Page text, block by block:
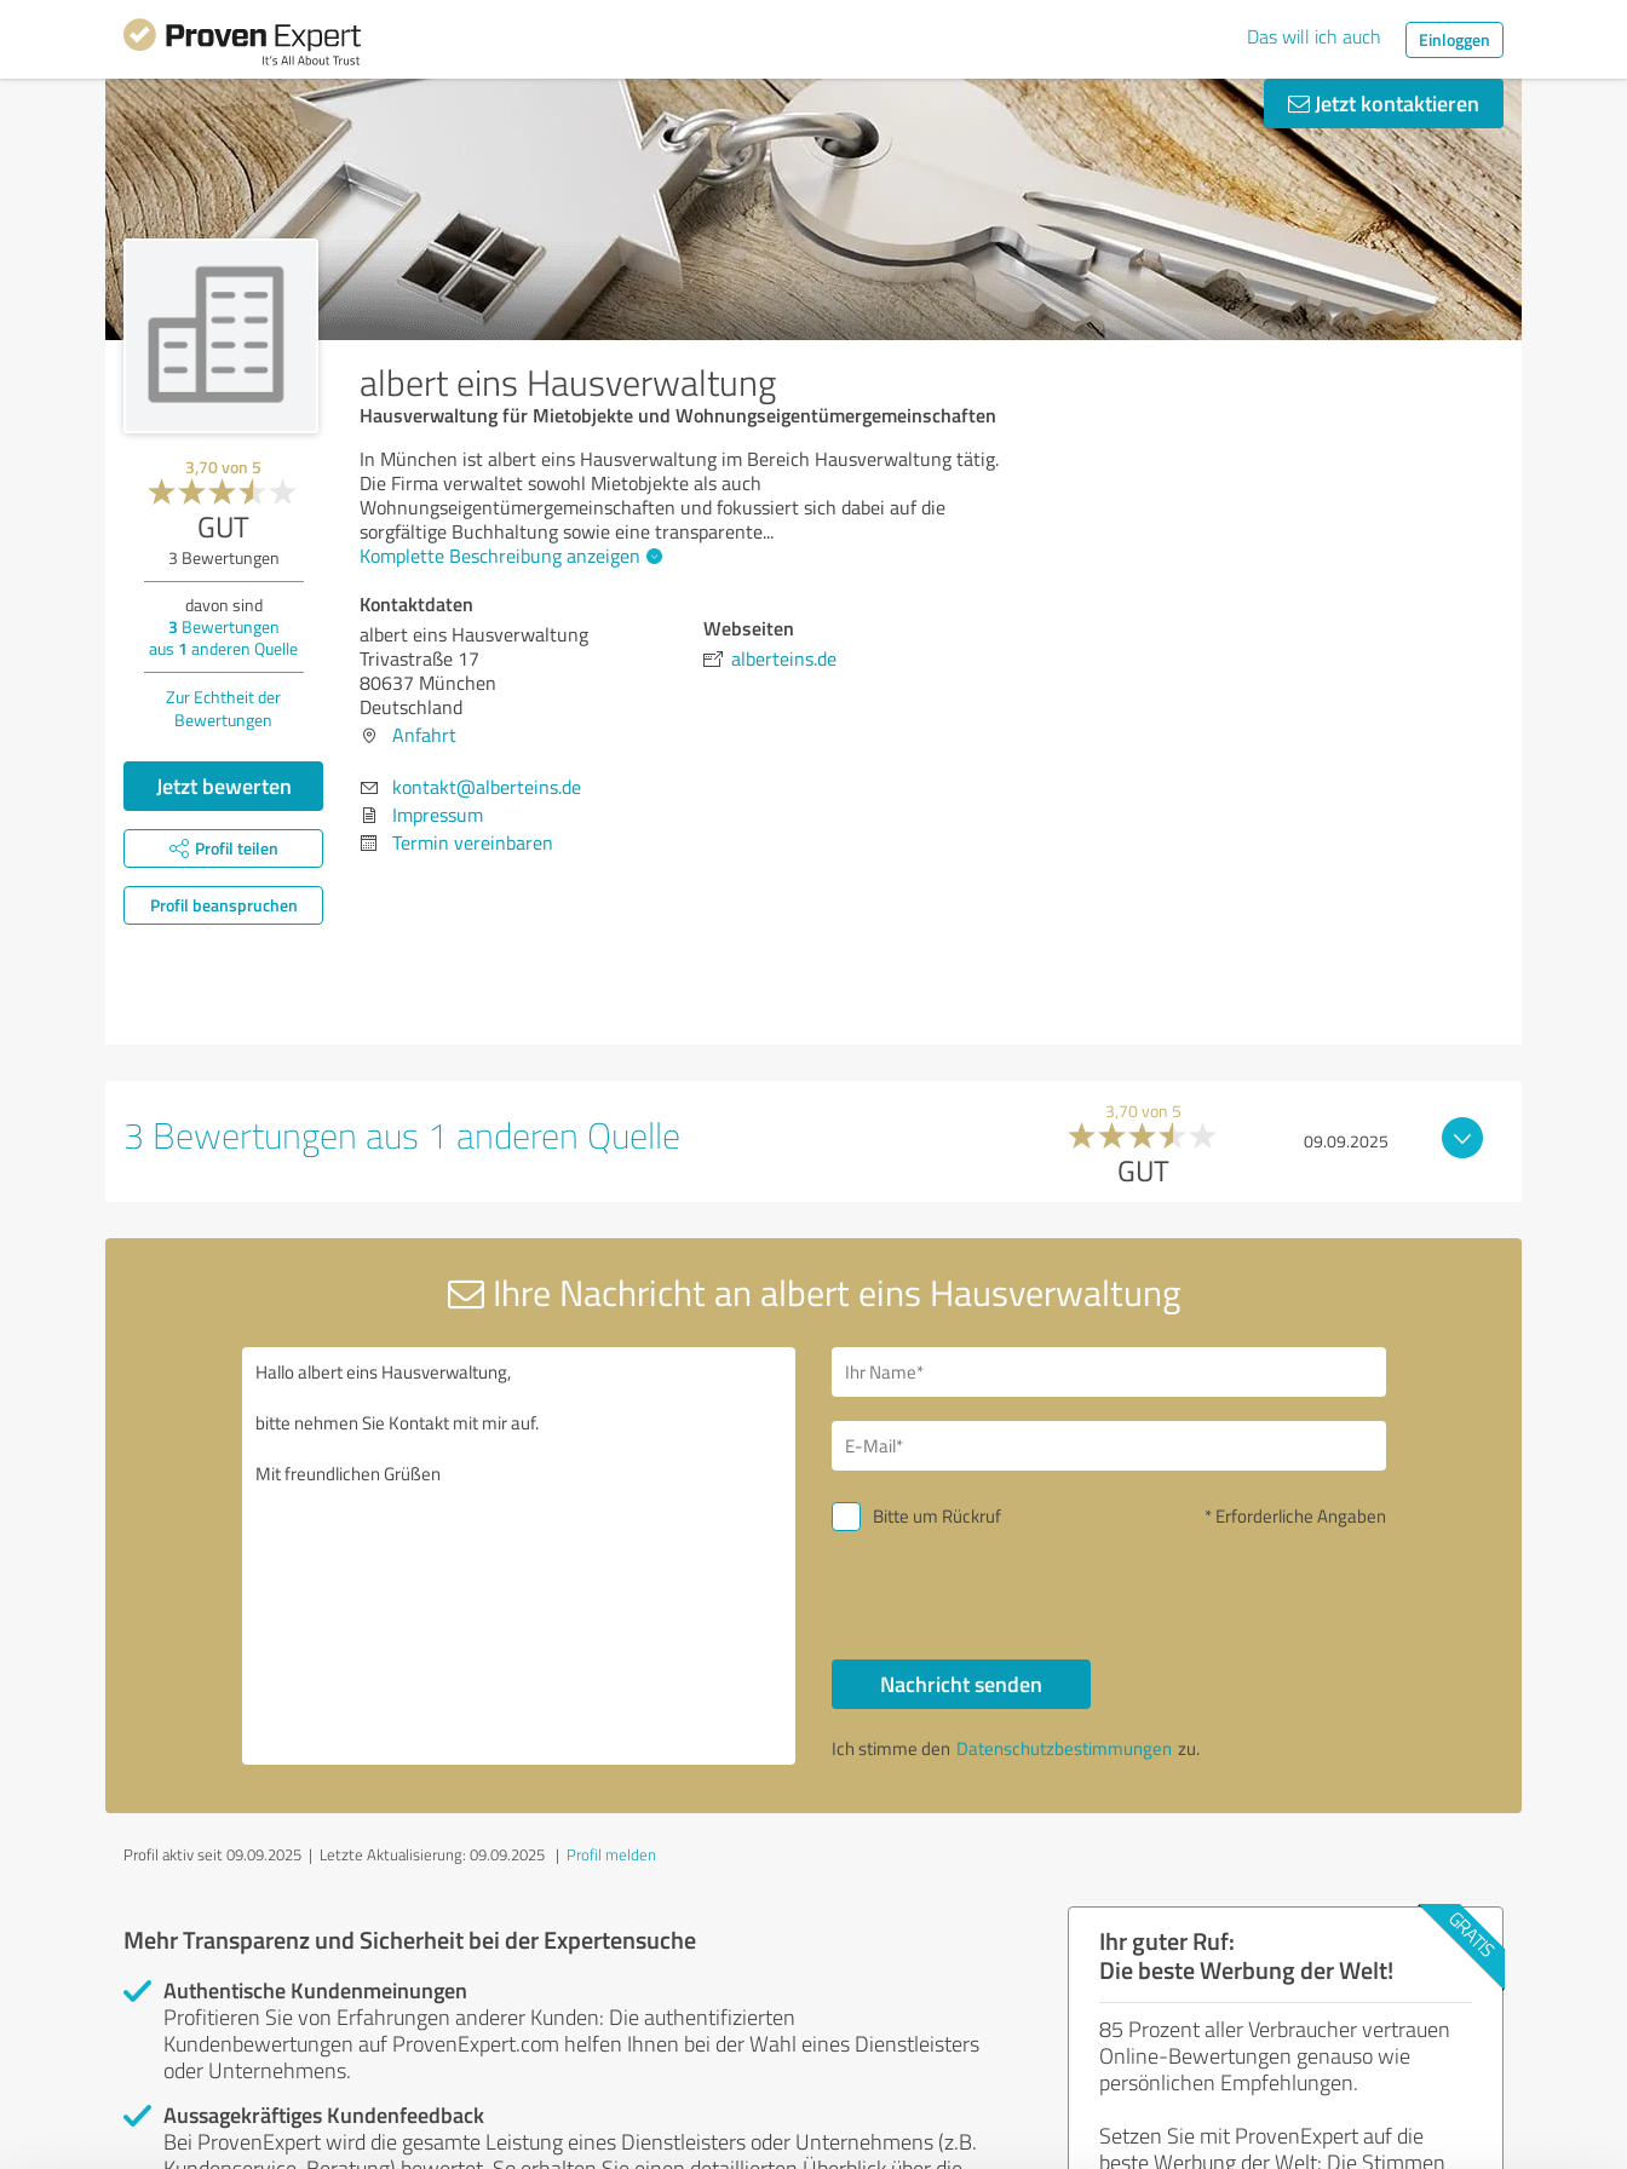
Das will ich auch Einloggen
Jetzt kontaktieren
albert eins Hausverwaltung
Hausverwaltung für Mietobjekte und Wohnungseigentümergemeinschaften
3,70von 5
GUT
3 Bewertungen
davon sind
3 Bewertungen
aus 1 anderen Quelle
Zur Echtheit der
Bewertungen
Jetzt bewerten
Profil teilen
Profil beanspruchen
In München ist albert eins Hausverwaltung im Bereich Hausverwaltung tätig.
Die Firma verwaltet sowohl Mietobjekte als auch
Wohnungseigentümergemeinschaften und fokussiert sich dabei auf die
sorgfältige Buchhaltung sowie eine transparente...
Komplette Beschreibung anzeigen
Kontaktdaten
albert eins Hausverwaltung
Trivastraße 17
80637 München
Deutschland
Anfahrt
kontakt@alberteins.de
Impressum
Termin vereinbaren
Webseiten
alberteins.de
3 Bewertungen aus 1 anderen Quelle 3,70 von 5
GUT
09.09.2025
Ihre Nachricht an albert eins Hausverwaltung
Bitte um Rückruf * Erforderliche Angaben
Nachricht senden
Ich stimme den Datenschutzbestimmungen zu.
Profil aktiv seit 09.09.2025 | Letzte Aktualisierung: 09.09.2025 | Profil melden
Mehr Transparenz und Sicherheit bei der Expertensuche
Authentische Kundenmeinungen
Profitieren Sie von Erfahrungen anderer Kunden: Die authentifizierten
Kundenbewertungen auf ProvenExpert.com helfen Ihnen bei der Wahl eines Dienstleisters
oder Unternehmens.
Aussagekräftiges Kundenfeedback
Bei ProvenExpert wird die gesamte Leistung eines Dienstleisters oder Unternehmens (z.B.
Ihr guter Ruf:
Die beste Werbung der Welt!
85 Prozent aller Verbraucher vertrauen
Online-Bewertungen genauso wie
persönlichen Empfehlungen.
Setzen Sie mit ProvenExpert auf die
beste Werbung der Welt: Die Stimmen